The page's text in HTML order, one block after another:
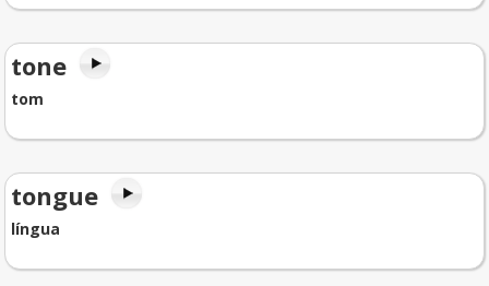
tone
tom
tongue
língua